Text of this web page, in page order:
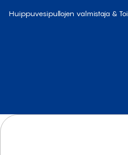
Huippuvesipullojen valmistaja &